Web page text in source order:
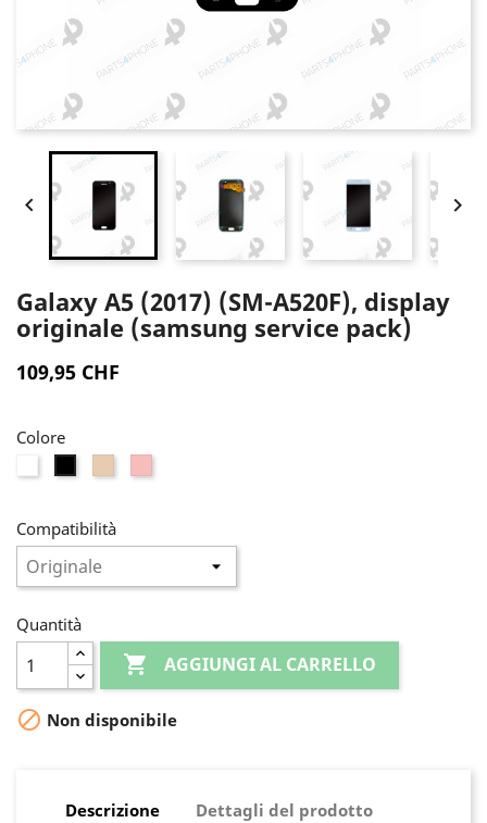
 
Galaxy A5 (2017) (SM-A520F), display
originale (samsung service pack)
109,95 CHF
Colore
Compatibilità
Quantità
 AGGIUNGI AL CARRELLO
 Non disponibile
Descrizione Dettagli del prodotto